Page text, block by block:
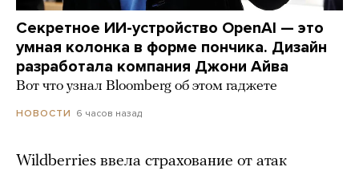
Секретное ИИ-устройство OpenAI — это
умная колонка в форме пончика. Дизайн
разработала компания Джони Айва
Вот что узнал Bloomberg об этом гаджете
НОВОСТИ 6 часов назад
Wildberries ввела страхование от атак